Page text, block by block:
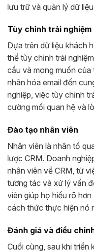
lưu trữ và quản lý dữ
Tùy chỉnh trải
Dựa trên dữ liệu khách
thể tùy chỉnh trải
cầu và mong muốn
nhân hóa email đến
nghiệp, việc tùy chỉnh
cường mối quan hệ và
Đào tạo nhân viên
Nhân viên là nhân tố
lược CRM. Doanh
nhân viên về CRM, từ
tương tác và xử lý vấn
viên giúp họ hiểu rõ
cách thức thực hiện nó
Đánh giá và điều
Cuối cùng, sau khi triển